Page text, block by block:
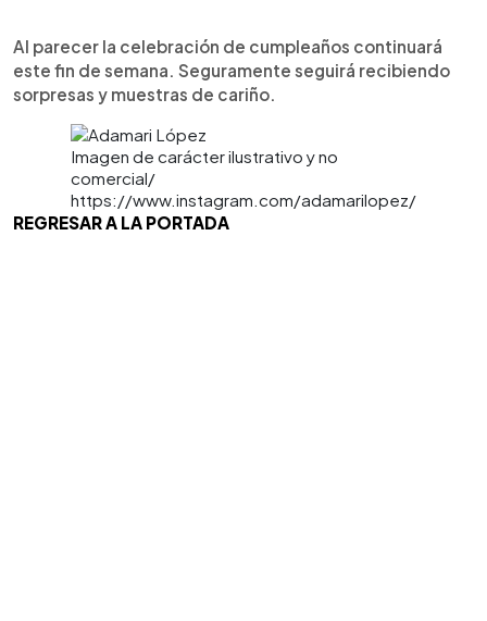
Al parecer la celebración de cumpleaños continuará
este fin de semana. Seguramente seguirá recibiendo
sorpresas y muestras de cariño.
Imagen de carácter ilustrativo y no
comercial/
https://www.instagram.com/adamarilopez/
REGRESAR A LA PORTADA